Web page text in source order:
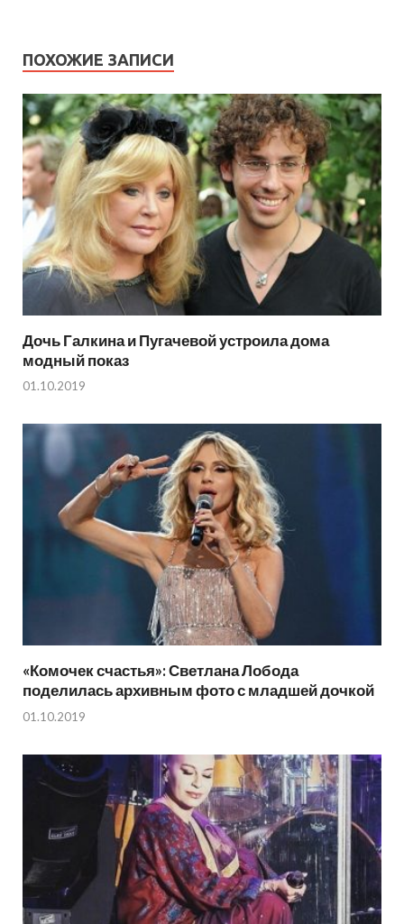
ПОХОЖИЕ ЗАПИСИ
Дочь Галкина и Пугачевой устроила дома
модный показ
01.10.2019
«Комочек счастья»: Светлана Лобода
поделилась архивным фото с младшей дочкой
01.10.2019